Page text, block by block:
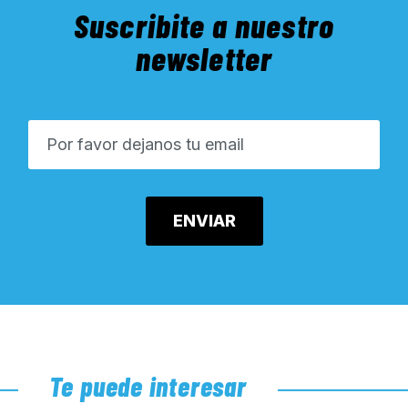
Suscribite a nuestro
newsletter
Te puede interesar